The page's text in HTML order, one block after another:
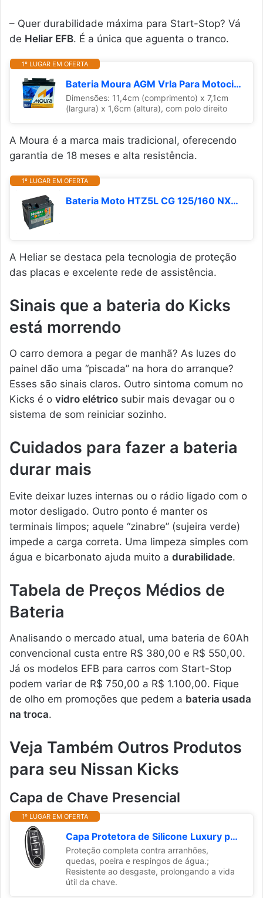
– Quer durabilidade máxima para Start-Stop? Vá
de Heliar EFB. É a única que aguenta o tranco.
1º LUGAR EM OFERTA
Bateria Moura AGM Vrla Para Motocicletas Ma5-D 12V 5Ah - Polo Direito
Dimensões: 11,4cm (comprimento) x 7,1cm
(largura) x 1,6cm (altura), com polo direito
A Moura é a marca mais tradicional, oferecendo
garantia de 18 meses e alta resistência.
1º LUGAR EM OFERTA
Bateria Moto HTZ5L CG 125/160 NXR 125 Heliar 4Ah Selada
A Heliar se destaca pela tecnologia de proteção
das placas e excelente rede de assistência.
Sinais que a bateria do Kicks
está morrendo
O carro demora a pegar de manhã? As luzes do
painel dão uma “piscada” na hora do arranque?
Esses são sinais claros. Outro sintoma comum no
Kicks é o vidro elétrico subir mais devagar ou o
sistema de som reiniciar sozinho.
Cuidados para fazer a bateria
durar mais
Evite deixar luzes internas ou o rádio ligado com o
motor desligado. Outro ponto é manter os
terminais limpos; aquele “zinabre” (sujeira verde)
impede a carga correta. Uma limpeza simples com
água e bicarbonato ajuda muito a durabilidade.
Tabela de Preços Médios de
Bateria
Analisando o mercado atual, uma bateria de 60Ah
convencional custa entre R$ 380,00 e R$ 550,00.
Já os modelos EFB para carros com Start-Stop
podem variar de R$ 750,00 a R$ 1.100,00. Fique
de olho em promoções que pedem a bateria usada
na troca.
Veja Também Outros Produtos
para seu Nissan Kicks
Capa de Chave Presencial
1º LUGAR EM OFERTA
Capa Protetora de Silicone Luxury para Chave Nissan Sentra, Versa, Kicks, Frontier, Livina, Leaf, Tiida (04 BOTOES)
Proteção completa contra arranhões,
quedas, poeira e respingos de água.;
Resistente ao desgaste, prolongando a vida
útil da chave.